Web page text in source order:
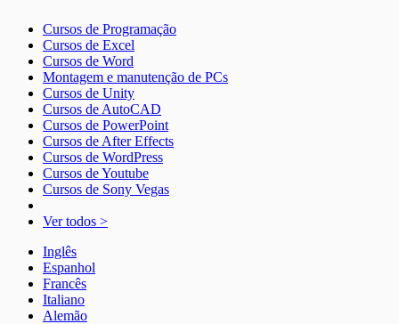
Cursos de Programação
Cursos de Excel
Cursos de Word
Montagem e manutenção de PCs
Cursos de Unity
Cursos de AutoCAD
Cursos de PowerPoint
Cursos de After Effects
Cursos de WordPress
Cursos de Youtube
Cursos de Sony Vegas
Ver todos >
Inglês
Espanhol
Francês
Italiano
Alemão